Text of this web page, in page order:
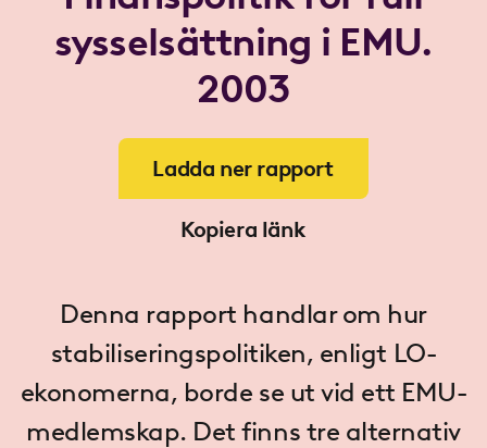
sysselsättning i EMU.
2003
Ladda ner rapport
Kopiera länk
Denna rapport handlar om hur
stabiliseringspolitiken, enligt LO-
ekonomerna, borde se ut vid ett EMU-
medlemskap. Det finns tre alternativ